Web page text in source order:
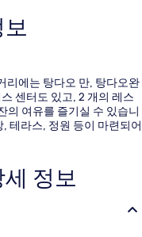
리에는 탕다오 만, 탕다오완
센터도 있고, 2 개의 레스
의 여유를 즐기실 수 있습니
테라스, 정원 등이 마련되어
정보